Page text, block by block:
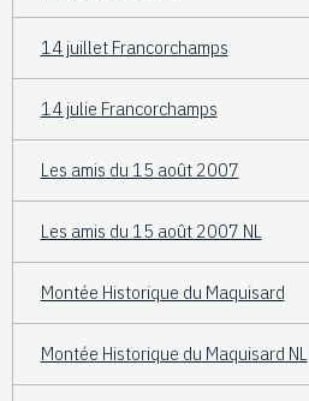
14 juillet Francorchamps
14 julie Francorchamps
Les amis du 15 août 2007
Les amis du 15 août 2007 NL
Montée Historique du Maquisard
Montée Historique du Maquisard NL